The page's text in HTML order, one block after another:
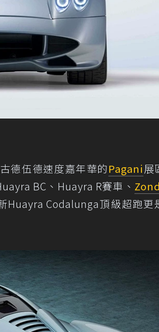
古德伍德速度嘉年華的Pagani展
BC、Huayra R賽車、
Huayra Codalunga頂級超跑更